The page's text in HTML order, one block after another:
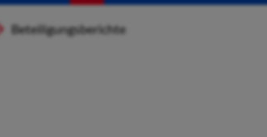
Beteiligungsberichte